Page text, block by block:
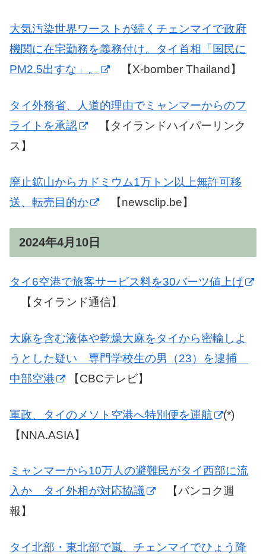
大気汚染世界ワーストが続くチェンマイで政府
機関に在宅勤務を義務付け。タイ首相「国民に
PM2.5出すな」。
【X-bomber Thailand】
タイ外務省、人道的理由でミャンマーからのフ
ライトを承認
【タイランドハイパーリンク
ス】
廃止鉱山からカドミウム1万トン以上無許可移
送、転売目的か
【newsclip.be】
2024年4月10日
タイ6空港で旅客サービス料を30バーツ値上げ
【タイランド通信】
大麻を含む液体や乾燥大麻をタイから密輸しよ
うとした疑い 専門学校生の男（23）を逮捕
中部空港
【CBCテレビ】
軍政、タイのメソト空港へ特別便を運航
(*)
【NNA.ASIA】
ミャンマーから10万人の避難民がタイ西部に流
入か タイ外相が対応協議
【バンコク週
報】
タイ北部・東北部で嵐、チェンマイでひょう降